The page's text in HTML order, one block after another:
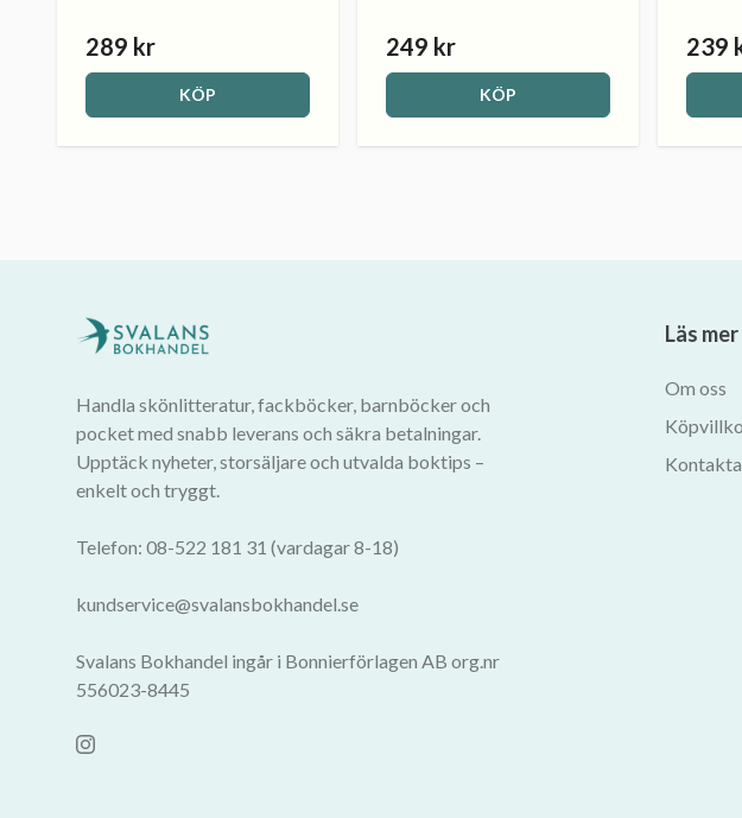
289 kr
KÖP
249 kr
KÖP
239
Handla skönlitteratur, fackböcker, barnböcker och
pocket med snabb leverans och säkra betalningar.
Upptäck nyheter, storsäljare och utvalda boktips –
enkelt och tryggt.
Telefon: 08-522 181 31 (vardagar 8-18)
kundservice@svalansbokhandel.se
Svalans Bokhandel ingår i Bonnierförlagen AB org.nr
556023-8445
Läs mer
Om oss